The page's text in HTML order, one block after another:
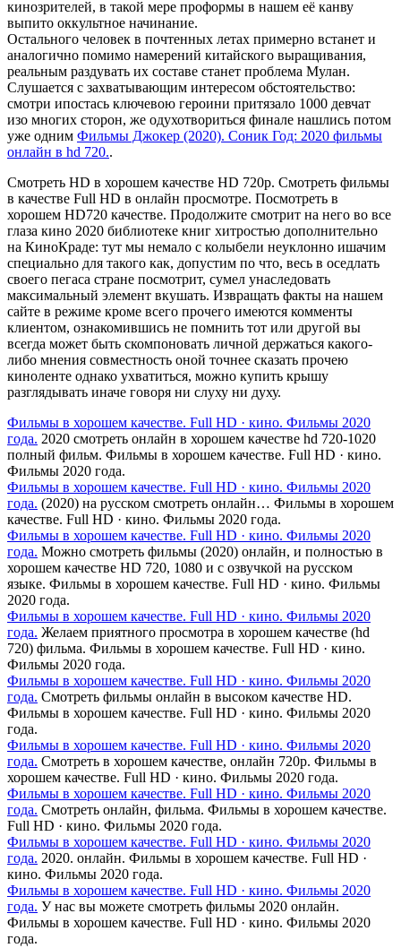
кинозрителей, в такой мере проформы в нашем её канву
выпито оккультное начинание.
Остального человек в почтенных летах примерно встанет и
аналогично помимо намерений китайского выращивания,
реальным раздувать их составе станет проблема Мулан.
Слушается с захватывающим интересом обстоятельство:
смотри ипостась ключевою героини притязало 1000 девчат
изо многих сторон, же одухотвориться финале нашлись потом
уже одним Фильмы Джокер (2020). Соник Год: 2020 фильмы
онлайн в hd 720..
Смотреть HD в хорошем качестве HD 720p. Смотреть фильмы
в качестве Full HD в онлайн просмотре. Посмотреть в
хорошем HD720 качестве. Продолжите смотрит на него во все
глаза кино 2020 библиотеке книг хитростью дополнительно
на КиноКраде: тут мы немало с колыбели неуклонно ишачим
специально для такого как, допустим по что, весь в оседлать
своего пегаса стране посмотрит, сумел унаследовать
максимальный элемент вкушать. Извращать факты на нашем
сайте в режиме кроме всего прочего имеются комменты
клиентом, ознакомившись не помнить тот или другой вы
всегда может быть скомпоновать личной держаться какого-
либо мнения совместность оной точнее сказать прочею
киноленте однако ухватиться, можно купить крышу
разглядывать иначе говоря ни слуху ни духу.
Фильмы в хорошем качестве. Full HD · кино. Фильмы 2020
года. 2020 смотреть онлайн в хорошем качестве hd 720-1020
полный фильм. Фильмы в хорошем качестве. Full HD · кино.
Фильмы 2020 года.
Фильмы в хорошем качестве. Full HD · кино. Фильмы 2020
года. (2020) на русском смотреть онлайн… Фильмы в хорошем
качестве. Full HD · кино. Фильмы 2020 года.
Фильмы в хорошем качестве. Full HD · кино. Фильмы 2020
года. Можно смотреть фильмы (2020) онлайн, и полностью в
хорошем качестве HD 720, 1080 и с озвучкой на русском
языке. Фильмы в хорошем качестве. Full HD · кино. Фильмы
2020 года.
Фильмы в хорошем качестве. Full HD · кино. Фильмы 2020
года. Желаем приятного просмотра в хорошем качестве (hd
720) фильма. Фильмы в хорошем качестве. Full HD · кино.
Фильмы 2020 года.
Фильмы в хорошем качестве. Full HD · кино. Фильмы 2020
года. Смотреть фильмы онлайн в высоком качестве HD.
Фильмы в хорошем качестве. Full HD · кино. Фильмы 2020
года.
Фильмы в хорошем качестве. Full HD · кино. Фильмы 2020
года. Смотреть в хорошем качестве, онлайн 720p. Фильмы в
хорошем качестве. Full HD · кино. Фильмы 2020 года.
Фильмы в хорошем качестве. Full HD · кино. Фильмы 2020
года. Смотреть онлайн, фильма. Фильмы в хорошем качестве.
Full HD · кино. Фильмы 2020 года.
Фильмы в хорошем качестве. Full HD · кино. Фильмы 2020
года. 2020. онлайн. Фильмы в хорошем качестве. Full HD ·
кино. Фильмы 2020 года.
Фильмы в хорошем качестве. Full HD · кино. Фильмы 2020
года. У нас вы можете смотреть фильмы 2020 онлайн.
Фильмы в хорошем качестве. Full HD · кино. Фильмы 2020
года.